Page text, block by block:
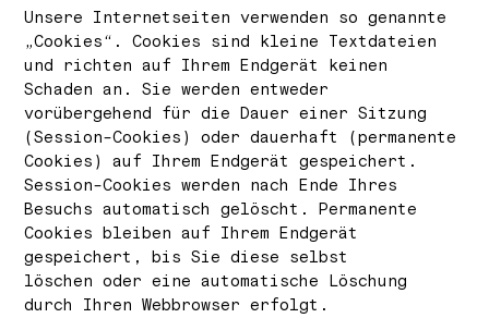
Unsere Internetseiten verwenden so genannte
„Cookies“. Cookies sind kleine Textdateien
und richten auf Ihrem Endgerät keinen
Schaden an. Sie werden entweder
vorübergehend für die Dauer einer Sitzung
(Session-Cookies) oder dauerhaft (permanente
Cookies) auf Ihrem Endgerät gespeichert.
Session-Cookies werden nach Ende Ihres
Besuchs automatisch gelöscht. Permanente
Cookies bleiben auf Ihrem Endgerät
gespeichert, bis Sie diese selbst
löschen oder eine automatische Löschung
durch Ihren Webbrowser erfolgt.